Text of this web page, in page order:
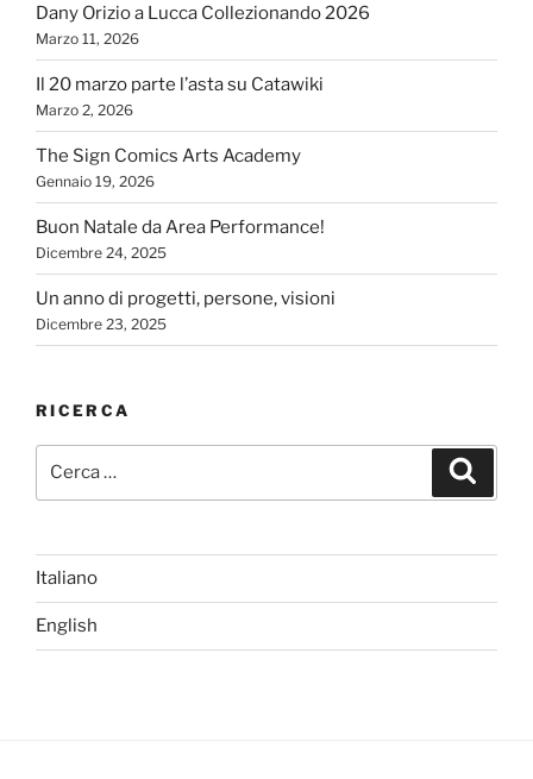
Dany Orizio a Lucca Collezionando 2026
Marzo 11, 2026
Il 20 marzo parte l’asta su Catawiki
Marzo 2, 2026
The Sign Comics Arts Academy
Gennaio 19, 2026
Buon Natale da Area Performance!
Dicembre 24, 2025
Un anno di progetti, persone, visioni
Dicembre 23, 2025
RICERCA
Italiano
English